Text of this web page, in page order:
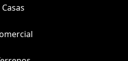
Casas